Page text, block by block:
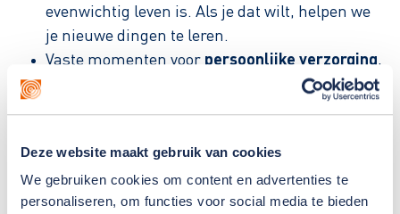
Deze website maakt gebruik van cookies
We gebruiken cookies om content en advertenties te
personaliseren, om functies voor social media te bieden
evenwichtig leven is. Als je dat wilt, helpen we
je nieuwe dingen te leren.
Vaste momenten voor persoonlijke verzorging,
zoals douchen, aankleden, scheren, tanden
katheters verzorgen. Wat we precies doen,
hangt af van wat jij nodig hebt. Voor sommige
bewoners is het genoeg dat we opletten of ze